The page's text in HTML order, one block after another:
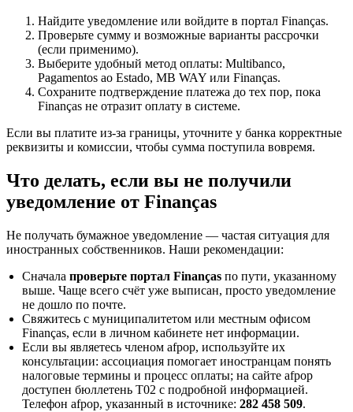
Найдите уведомление или войдите в портал Finanças.
Проверьте сумму и возможные варианты рассрочки
(если применимо).
Выберите удобный метод оплаты: Multibanco,
Pagamentos ao Estado, MB WAY или Finanças.
Сохраните подтверждение платежа до тех пор, пока
Finanças не отразит оплату в системе.
Если вы платите из-за границы, уточните у банка корректные
реквизиты и комиссии, чтобы сумма поступила вовремя.
Что делать, если вы не получили
уведомление от Finanças
Не получать бумажное уведомление — частая ситуация для
иностранных собственников. Наши рекомендации:
Сначала проверьте портал Finanças по пути, указанному
выше. Чаще всего счёт уже выписан, просто уведомление
не дошло по почте.
Свяжитесь с муниципалитетом или местным офисом
Finanças, если в личном кабинете нет информации.
Если вы являетесь членом afpop, используйте их
консультации: ассоциация помогает иностранцам понять
налоговые термины и процесс оплаты; на сайте afpop
доступен бюллетень T02 с подробной информацией.
Телефон afpop, указанный в источнике: 282 458 509.